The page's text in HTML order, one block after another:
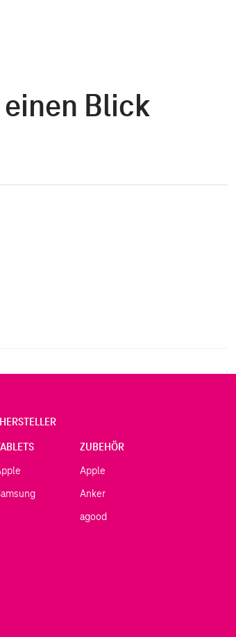
einen Blick
ZUBEHÖR
Apple
Anker
agood